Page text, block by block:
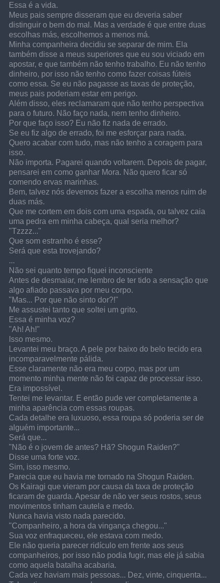
Essa é a vida.
Meus pais sempre disseram que eu deveria saber
distinguir o bem do mal. Mas a verdade é que entre duas
escolhas más, escolhemos a menos má.
Minha companheira decidiu se separar de mim. Ela
também disse a meus superiores que eu sou viciado em
apostar, e que também não tenho trabalho. Eu não tenho
dinheiro, por isso não tenho como fazer coisas fúteis
como essa. Se eu não pagasse as taxas de proteção,
meus pais poderiam estar em perigo.
Além disso, eles reclamaram que não tenho perspectiva
para o futuro. Não faço nada, nem tenho dinheiro.
Por que faço isso? Eu não fiz nada de errado.
Se eu fiz algo de errado, foi me esforçar para nada.
Quero acabar com tudo, mas não tenho a coragem para
isso.
Não importa. Pagarei quando voltarem. Depois de pagar,
pensarei em como ganhar Mora. Não quero ficar só
comendo ervas marinhas.
Bem, talvez nós devemos fazer a escolha menos ruim de
duas más.
Que me cortem em dois com uma espada, ou talvez caia
uma pedra em minha cabeça, qual seria melhor?
"Tzzzz..."
Que som estranho é esse?
Será que esta trovejando?
...
Não sei quanto tempo fiquei inconsciente
Antes de desmaiar, me lembro de ter tido a sensação que
algo afiado passava por meu corpo.
"Mas... Por que não sinto dor?!"
Me assustei tanto que soltei um grito.
Essa é minha voz?
"Ah! Ah!"
Isso mesmo.
Levantei meu braço. A pele por baixo do belo tecido era
incomparavelmente pálida.
Esse claramente não era meu corpo, mas por um
momento minha mente não foi capaz de processar isso.
Era impossível.
Tentei me levantar. E então pude ver completamente a
minha aparência com essas roupas.
Cada detalhe era luxuoso, essa roupa só poderia ser de
alguém importante...
Será que...
"Não é o jovem de antes? Hã? Shogun Raiden?"
Disse uma forte voz.
Sim, isso mesmo.
Parecia que eu havia me tornado na Shogun Raiden.
Os Kairagi que vieram por causa da taxa de proteção
ficaram de guarda. Apesar de não ver seus rostos, seus
movimentos tinham cautela e medo.
Nunca havia visto nada parecido.
"Companheiro, a hora da vingança chegou..."
Sua voz enfraqueceu, ele estava com medo.
Ele não queria parecer ridículo em frente aos seus
companheiros, por isso não podia fugir, mas ele já sabia
como aquela batalha acabaria.
Cada vez haviam mais pessoas... Dez, vinte, cinquenta...